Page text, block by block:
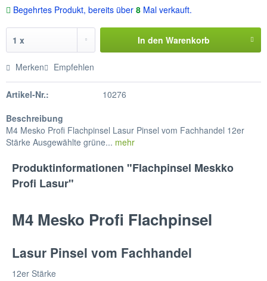
Begehrtes Produkt, bereits über 8 Mal verkauft.
In den Warenkorb
Merken Empfehlen
Artikel-Nr.:
10276
Beschreibung
M4 Mesko Profi Flachpinsel Lasur Pinsel vom Fachhandel 12er
Stärke Ausgewählte grüne... mehr
Produktinformationen "Flachpinsel Meskko
Profi Lasur"
M4 Mesko Profi Flachpinsel
Lasur Pinsel vom Fachhandel
12er Stärke